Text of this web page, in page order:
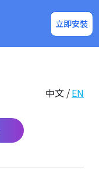
立即安裝
企業求才
中文 /EN